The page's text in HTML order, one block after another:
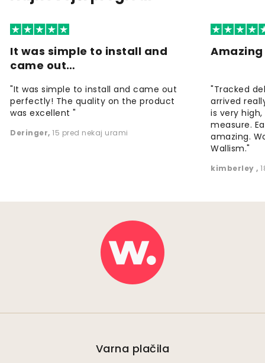
It was simple to install and
came out…
"It was simple to install and came out
perfectly! The quality on the product
was excellent "
Deringer, 15 pred nekaj urami
"Tracked
arrived
is very
measure.
amazing.
Wallism."
kimberley,
Varna plačila